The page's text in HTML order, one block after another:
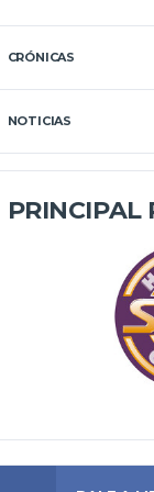
CRÓNICAS
NOTICIAS
PRINCIPAL